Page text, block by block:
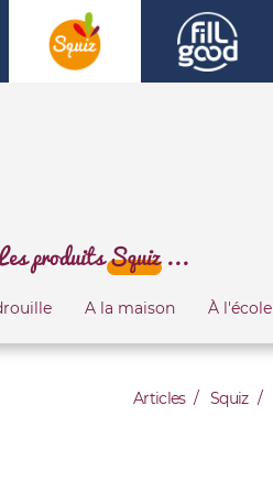
produitsSquiz...
A la maison À l'école
Articles Squiz